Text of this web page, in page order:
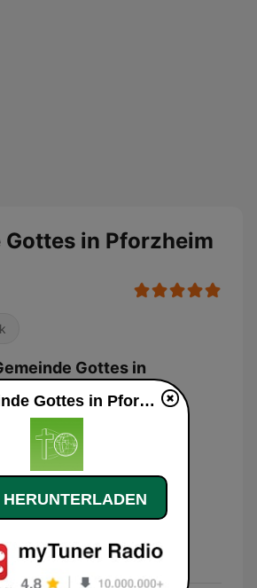
Gottes in Pforzheim
Gottes in
Gottes Herford
Gemeinde Gottes in Pforzheim live